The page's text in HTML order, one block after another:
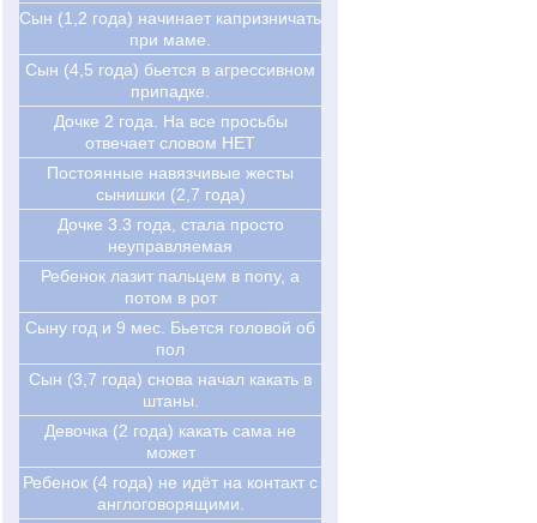
Сын (1,2 года) начинает капризничать
при маме.
Сын (4,5 года) бьется в агрессивном
припадке.
Дочке 2 года. На все просьбы
отвечает словом НЕТ
Постоянные навязчивые жесты
сынишки (2,7 года)
Дочке 3.3 года, стала просто
неуправляемая
Ребенок лазит пальцем в попу, а
потом в рот
Сыну год и 9 мес. Бьется головой об
пол
Сын (3,7 года) снова начал какать в
штаны.
Девочка (2 года) какать сама не
может
Ребенок (4 года) не идёт на контакт с
англоговорящими.